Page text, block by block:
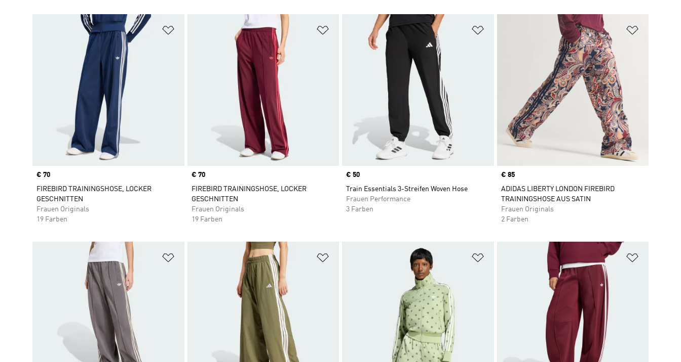
Zur Wunschliste hinzufügen
Price
€ 70
FIREBIRD TRAININGSHOSE, LOCKER
GESCHNITTEN
Frauen Originals
19 Farben
Zur Wunschliste hinzufügen
Price
€ 70
FIREBIRD TRAININGSHOSE, LOCKER
GESCHNITTEN
Frauen Originals
19 Farben
Zur Wunschliste hinzufügen
Price
€ 50
Train Essentials 3-Streifen Woven Hose
Frauen Performance
3 Farben
Price
€ 85
ADIDAS LIBERTY LONDON FIREBIRD
TRAININGSHOSE AUS SATIN
Frauen Originals
2 Farben
Zur Wunschliste hinzufügen Zur Wunschliste hinzufügen Zur Wunschliste hinzufügen